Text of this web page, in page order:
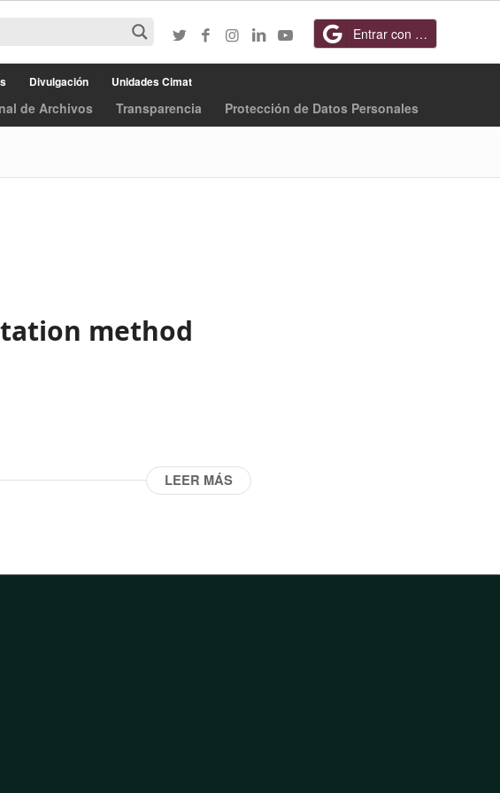
Entrar con Google
Divulgación Unidades Cimat
de Archivos Transparencia Protección de Datos Personales
method
LEER MÁS